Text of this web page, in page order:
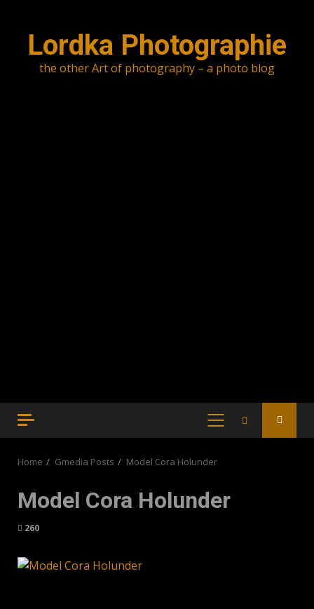
Lordka Photographie
the other Art of photography – a photo blog
PRIMARY
Home Gmedia Posts Model Cora Holunder
Model Cora Holunder
260